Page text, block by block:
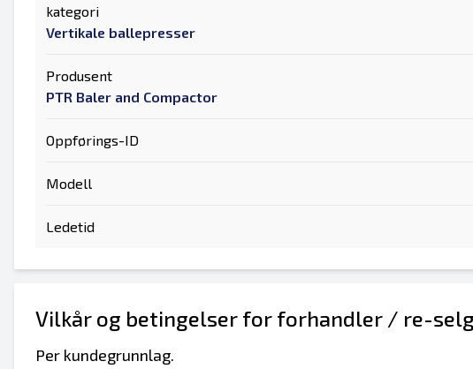
kategori
Vertikale ballepresser
Produsent
PTR Baler and Compactor
Oppførings-ID
Modell
Ledetid
Vilkår og betingelser for forhandler / re-
Per kundegrunnlag.